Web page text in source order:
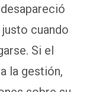
cuando
Si el
la gestión,